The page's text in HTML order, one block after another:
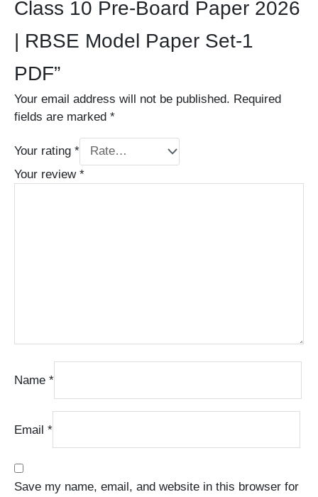
Class 10 Pre-Board Paper 2026
| RBSE Model Paper Set-1
PDF”
Your email address will not be published. Required
fields are marked *
Your rating *
Your review *
Name *
Email *
Save my name, email, and website in this browser for